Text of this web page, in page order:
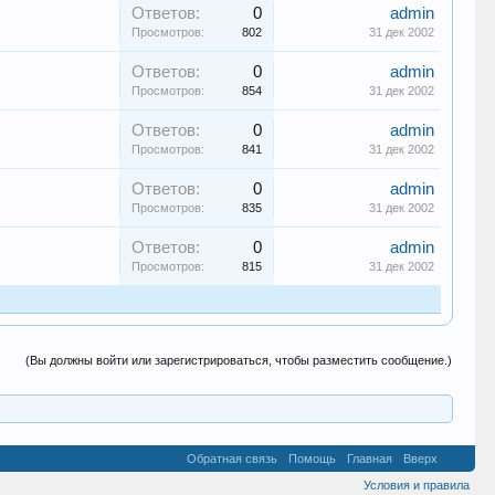
Ответов: 0
Просмотров: 802
admin
31 дек 2002
Ответов: 0
Просмотров: 854
admin
31 дек 2002
Ответов: 0
Просмотров: 841
admin
31 дек 2002
Ответов: 0
Просмотров: 835
admin
31 дек 2002
Ответов: 0
Просмотров: 815
admin
31 дек 2002
(Вы должны войти или зарегистрироваться, чтобы разместить сообщение.)
Обратная связь Помощь Главная
Вверх
Условия и правила